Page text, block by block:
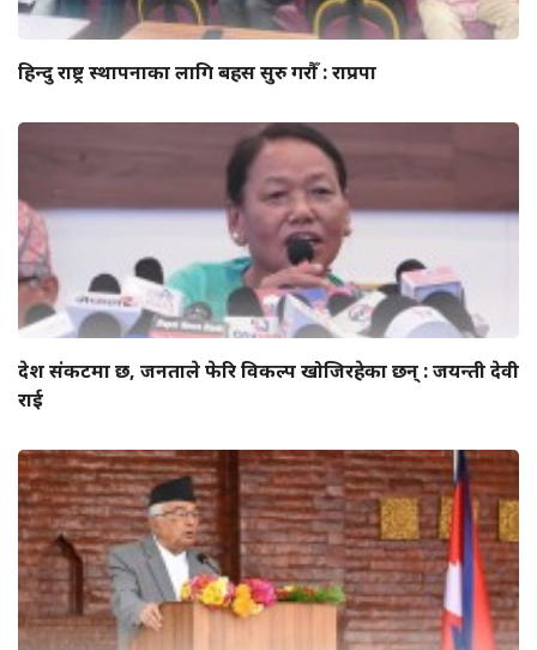
हिन्दु राष्ट्र स्थापनाका लागि बहस सुरु गरौँ : राप्रपा
देश संकटमा छ, जनताले फेरि विकल्प खोजिरहेका छन् : जयन्ती देवी
राई